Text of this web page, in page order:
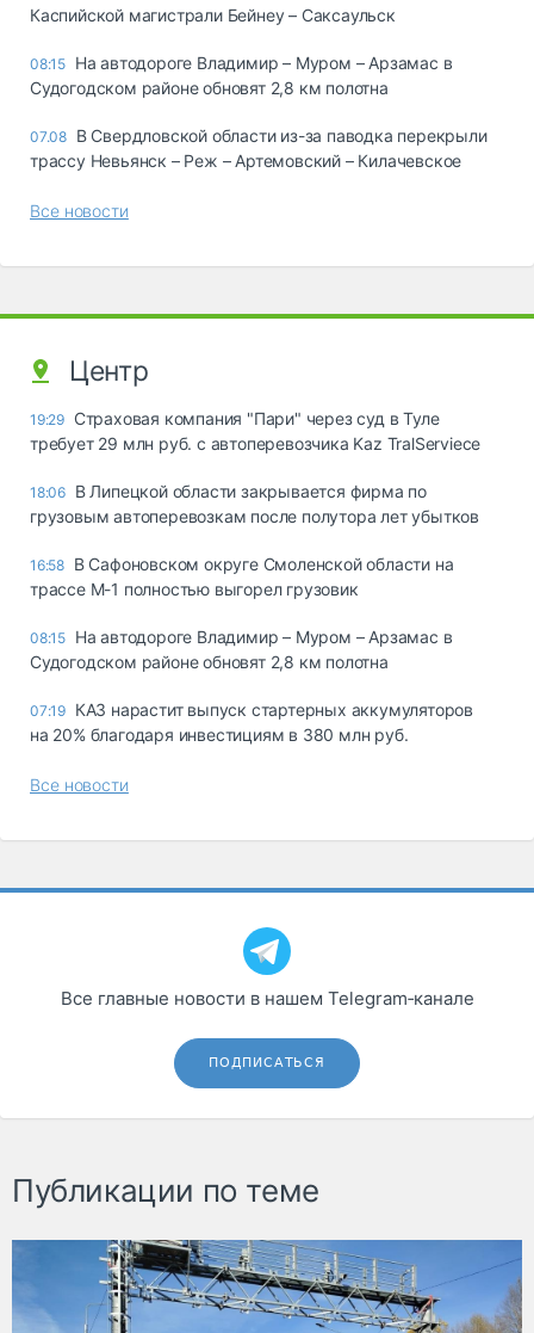
Каспийской магистрали Бейнеу – Саксаульск
08:15 На автодороге Владимир – Муром – Арзамас в
Судогодском районе обновят 2,8 км полотна
07.08 В Свердловской области из-за паводка перекрыли
трассу Невьянск – Реж – Артемовский – Килачевское
Все новости
Центр
19:29 Страховая компания "Пари" через суд в Туле
требует 29 млн руб. с автоперевозчика Kaz TralServiece
18:06 В Липецкой области закрывается фирма по
грузовым автоперевозкам после полутора лет убытков
16:58 В Сафоновском округе Смоленской области на
трассе М-1 полностью выгорел грузовик
08:15 На автодороге Владимир – Муром – Арзамас в
Судогодском районе обновят 2,8 км полотна
07:19 КАЗ нарастит выпуск стартерных аккумуляторов
на 20% благодаря инвестициям в 380 млн руб.
Все новости
Все главные новости в нашем Telegram‑канале
ПОДПИСАТЬСЯ
Публикации по теме